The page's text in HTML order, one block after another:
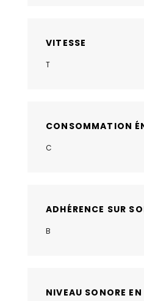
VITESSE
T
CONSOMMATION
C
ADHÉRENCE SUR
B
NIVEAU SONORE EN